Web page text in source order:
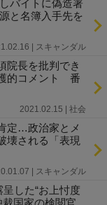
バイトに偽造署
と名簿入手先を
| スキャンダル
院長を批判でき
的コメント 番
2021.02.15 | 社会
定…政治家とメ
壊される「表現
| スキャンダル
した“お上忖度
国家の検閲官